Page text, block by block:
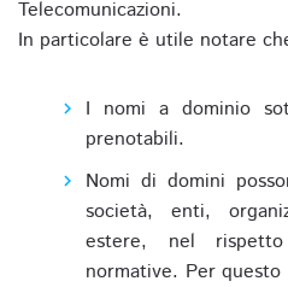
Telecomunicazioni.
In particolare è utile notare
I nomi a dominio
prenotabili.
Nomi di domini
società, enti,
estere, nel
normative. Per